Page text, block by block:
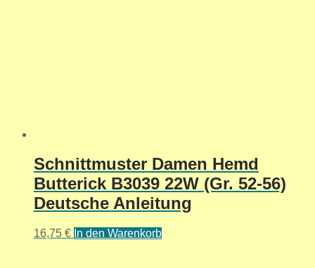
Schnittmuster Damen Hemd
Butterick B3039 22W (Gr. 52-56)
Deutsche Anleitung
16,75 € In den Warenkorb